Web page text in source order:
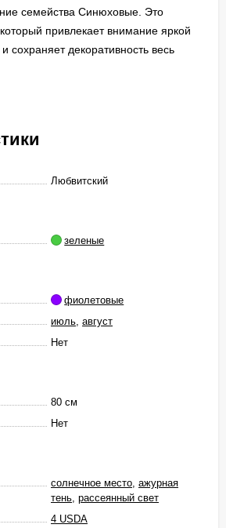
семейства Синюховые. Это
привлекает внимание яркой
сохраняет декоративность весь
Любвитский
зеленые
фиолетовые
июль август
Нет
80 см
Нет
солнечное место ажурная
тень рассеянный свет
4 USDA